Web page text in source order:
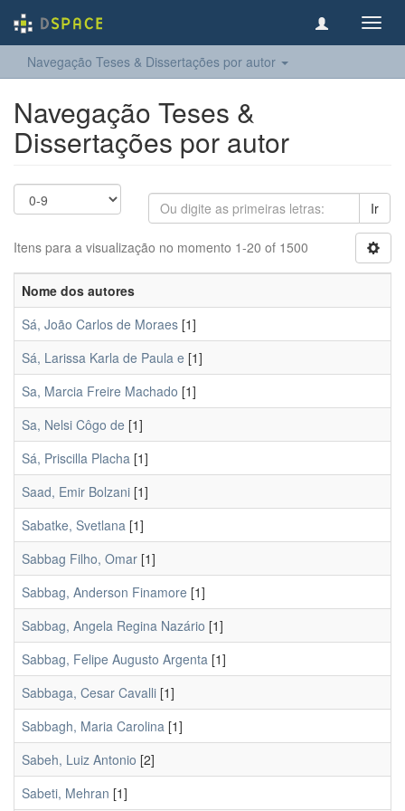
Navegação Teses & Dissertações por autor
Navegação Teses &
Dissertações por autor
Ir
Itens para a visualização no momento 1-20 of 1500
Nome dos autores
Sá, João Carlos de Moraes [1]
Sá, Larissa Karla de Paula e [1]
Sa, Marcia Freire Machado [1]
Sa, Nelsi Côgo de [1]
Sá, Priscilla Placha [1]
Saad, Emir Bolzani [1]
Sabatke, Svetlana [1]
Sabbag Filho, Omar [1]
Sabbag, Anderson Finamore [1]
Sabbag, Angela Regina Nazário [1]
Sabbag, Felipe Augusto Argenta [1]
Sabbaga, Cesar Cavalli [1]
Sabbagh, Maria Carolina [1]
Sabeh, Luiz Antonio [2]
Sabeti, Mehran [1]